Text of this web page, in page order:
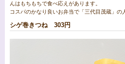
んはもちもちで食べ応えがあります。
コスパのかなり良いお弁当で「三代目茂蔵」の
シゲ巻きつね 303円